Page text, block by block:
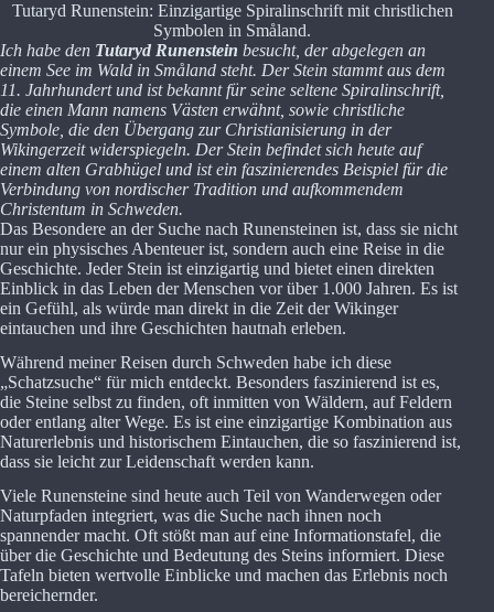
Tutaryd Runenstein: Einzigartige Spiralinschrift mit christlichen
Symbolen in Småland.
Ich habe den Tutaryd Runenstein besucht, der abgelegen an
einem See im Wald in Småland steht. Der Stein stammt aus dem
11. Jahrhundert und ist bekannt für seine seltene Spiralinschrift,
die einen Mann namens Västen erwähnt, sowie christliche
Symbole, die den Übergang zur Christianisierung in der
Wikingerzeit widerspiegeln. Der Stein befindet sich heute auf
einem alten Grabhügel und ist ein faszinierendes Beispiel für die
Verbindung von nordischer Tradition und aufkommendem
Christentum in Schweden.
Das Besondere an der Suche nach Runensteinen ist, dass sie nicht
nur ein physisches Abenteuer ist, sondern auch eine Reise in die
Geschichte. Jeder Stein ist einzigartig und bietet einen direkten
Einblick in das Leben der Menschen vor über 1.000 Jahren. Es ist
ein Gefühl, als würde man direkt in die Zeit der Wikinger
eintauchen und ihre Geschichten hautnah erleben.
Während meiner Reisen durch Schweden habe ich diese
„Schatzsuche“ für mich entdeckt. Besonders faszinierend ist es,
die Steine selbst zu finden, oft inmitten von Wäldern, auf Feldern
oder entlang alter Wege. Es ist eine einzigartige Kombination aus
Naturerlebnis und historischem Eintauchen, die so faszinierend ist,
dass sie leicht zur Leidenschaft werden kann.
Viele Runensteine sind heute auch Teil von Wanderwegen oder
Naturpfaden integriert, was die Suche nach ihnen noch
spannender macht. Oft stößt man auf eine Informationstafel, die
über die Geschichte und Bedeutung des Steins informiert. Diese
Tafeln bieten wertvolle Einblicke und machen das Erlebnis noch
bereichernder.